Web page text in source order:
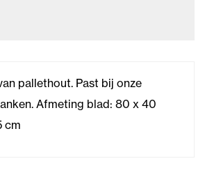
pallethout. Past bij onze
Afmeting blad: 80 x 40
cm